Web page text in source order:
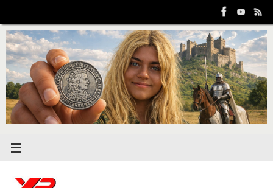
Inhalt
springen